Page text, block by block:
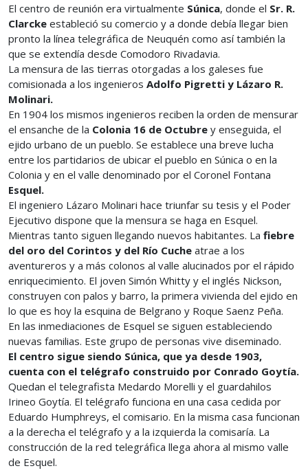
El centro de reunión era virtualmente Súnica, donde el Sr. R.
Clarcke estableció su comercio y a donde debía llegar bien
pronto la línea telegráfica de Neuquén como así también la
que se extendía desde Comodoro Rivadavia.
La mensura de las tierras otorgadas a los galeses fue
comisionada a los ingenieros Adolfo Pigretti y Lázaro R.
Molinari.
En 1904 los mismos ingenieros reciben la orden de mensurar
el ensanche de la Colonia 16 de Octubre y enseguida, el
ejido urbano de un pueblo. Se establece una breve lucha
entre los partidarios de ubicar el pueblo en Súnica o en la
Colonia y en el valle denominado por el Coronel Fontana
Esquel.
El ingeniero Lázaro Molinari hace triunfar su tesis y el Poder
Ejecutivo dispone que la mensura se haga en Esquel.
Mientras tanto siguen llegando nuevos habitantes. La fiebre
del oro del Corintos y del Río Cuche atrae a los
aventureros y a más colonos al valle alucinados por el rápido
enriquecimiento. El joven Simón Whitty y el inglés Nickson,
construyen con palos y barro, la primera vivienda del ejido en
lo que es hoy la esquina de Belgrano y Roque Saenz Peña.
En las inmediaciones de Esquel se siguen estableciendo
nuevas familias. Este grupo de personas vive diseminado.
El centro sigue siendo Súnica, que ya desde 1903,
cuenta con el telégrafo construido por Conrado Goytía.
Quedan el telegrafista Medardo Morelli y el guardahilos
Irineo Goytía. El telégrafo funciona en una casa cedida por
Eduardo Humphreys, el comisario. En la misma casa funcionan
a la derecha el telégrafo y a la izquierda la comisaría. La
construcción de la red telegráfica llega ahora al mismo valle
de Esquel.